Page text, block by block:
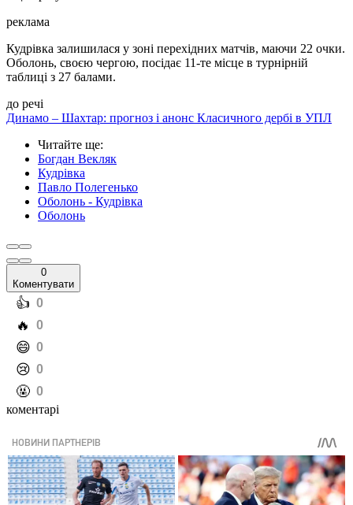
реклама
Кудрівка залишилася у зоні перехідних матчів, маючи 22 очки.
Оболонь, своєю чергою, посідає 11-те місце в турнірній
таблиці з 27 балами.
до речі
Динамо – Шахтар: прогноз і анонс Класичного дербі в УПЛ
Читайте ще:
Богдан Векляк
Кудрівка
Павло Полегенько
Оболонь - Кудрівка
Оболонь
0
Коментувати
️👍 0
️🔥 0
️😄 0
️😢 0
️🤬 0
коментарі